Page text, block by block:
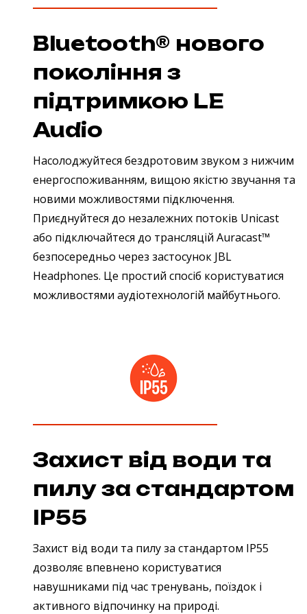
Bluetooth® нового
покоління з
підтримкою LE
Audio
Насолоджуйтеся бездротовим звуком з нижчим
енергоспоживанням, вищою якістю звучання та
новими можливостями підключення.
Приєднуйтеся до незалежних потоків Unicast
або підключайтеся до трансляцій Auracast™
безпосередньо через застосунок JBL
Headphones. Це простий спосіб користуватися
можливостями аудіотехнологій майбутнього.
Захист від води та
пилу за стандартом
IP55
Захист від води та пилу за стандартом IP55
дозволяє впевнено користуватися
навушниками під час тренувань, поїздок і
активного відпочинку на природі.